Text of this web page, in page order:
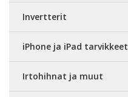
Invertterit
iPhone ja iPad tarvikkeet
Irtohihnat ja muut